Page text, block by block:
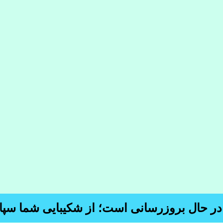
در حال بروزرسانی است؛ از شکیبایی شما